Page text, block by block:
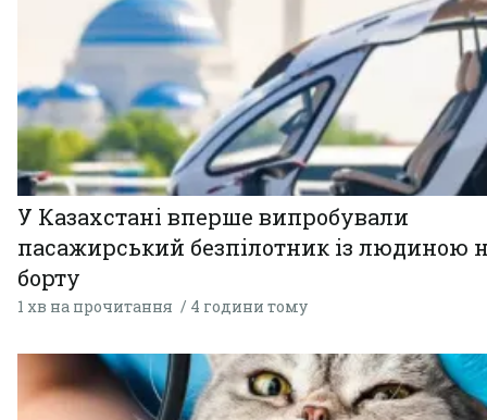
У Казахстані вперше випробували
пасажирський безпілотник із людиною
борту
1 хв на прочитання 4 години тому